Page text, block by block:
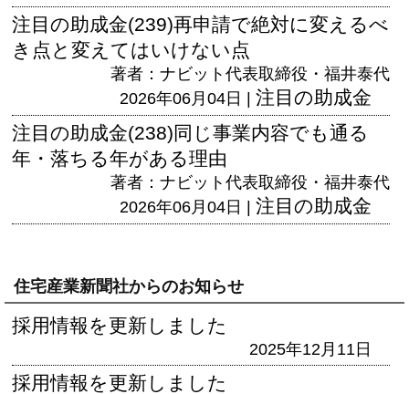
注目の助成金(239)再申請で絶対に変えるべ
き点と変えてはいけない点
著者：ナビット代表取締役・福井泰代
2026年06月04日 | 注目の助成金
注目の助成金(238)同じ事業内容でも通る
年・落ちる年がある理由
著者：ナビット代表取締役・福井泰代
2026年06月04日 | 注目の助成金
住宅産業新聞社からのお知らせ
採用情報を更新しました
2025年12月11日
採用情報を更新しました